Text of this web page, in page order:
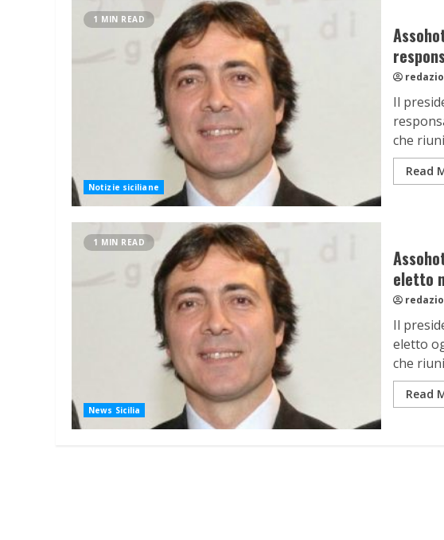
1 MIN READ
Notizie siciliane
Il
che
Read
1 MIN READ
News Sicilia
eletto
Il
eletto
che
Read